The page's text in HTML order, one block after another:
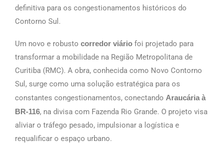
definitiva para os congestionamentos históricos do
Contorno Sul.
Um novo e robusto corredor viário foi projetado para
transformar a mobilidade na Região Metropolitana de
Curitiba (RMC). A obra, conhecida como Novo Contorno
Sul, surge como uma solução estratégica para os
constantes congestionamentos, conectando Araucária à
BR-116, na divisa com Fazenda Rio Grande. O projeto visa
aliviar o tráfego pesado, impulsionar a logística e
requalificar o espaço urbano.